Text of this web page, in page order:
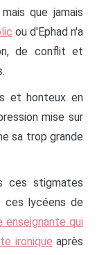
que jamais
ou d'Ephad n'a
de conflit et
et honteux en
mise sur
sa trop grande
ces stigmates
ces lycéens de
qui
ironique après